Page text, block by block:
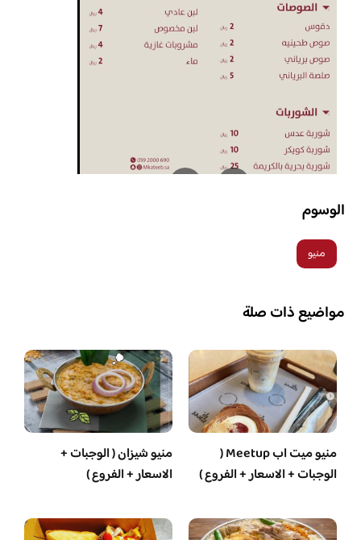
الوسوم
منيو
مواضيع ذات صلة
منيو ميت اب Meetup (
الوجبات + الاسعار + الفروع )
منيو شيزان ( الوجبات +
الاسعار + الفروع )